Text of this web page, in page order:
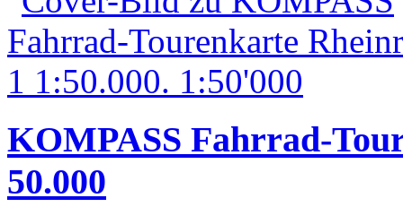
KOMPASS Fahrrad-
50.000